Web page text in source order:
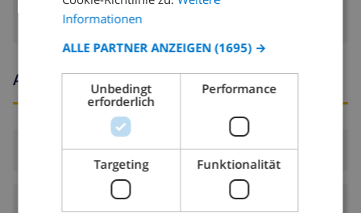
Ankunfts- und abfahrtszeiten
Ankunft:Ab 16:00 vor 18:00
Abreise: Vor: 09:00
ITALIAN
DANISH
Informationen
ALLE PARTNER ANZEIGEN (1695) →
Unbedingt
erforderlich
Performance
Targeting Funktionalität